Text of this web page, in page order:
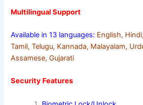
Multilingual Support
Available in 13 languages: English,
Tamil, Telugu, Kannada, Malayalam,
Assamese, Gujarati
Security Features